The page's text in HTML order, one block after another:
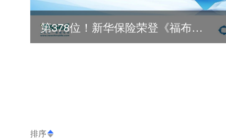
第378位！新华保险荣登《福布斯》全球500强
排序